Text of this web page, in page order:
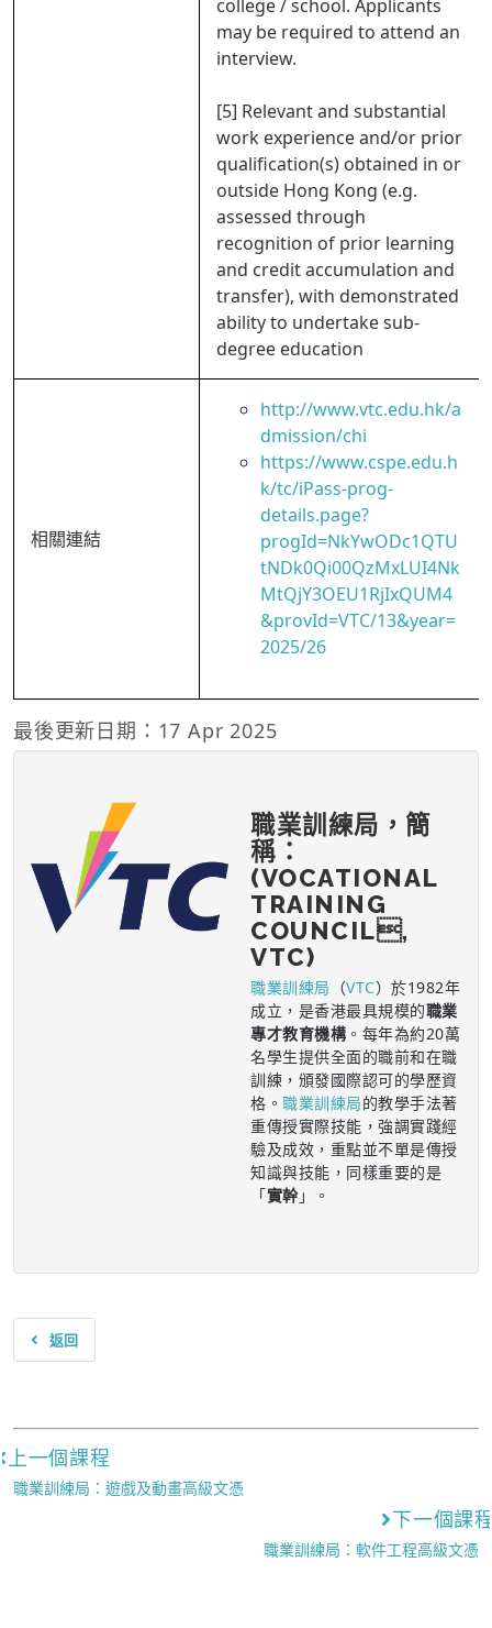
college / school. Applicants
may be required to attend an
interview.
[5] Relevant and substantial
work experience and/or prior
qualification(s) obtained in or
outside Hong Kong (e.g.
assessed through
recognition of prior learning
and credit accumulation and
transfer), with demonstrated
ability to undertake sub-
degree education
相關連結
http://www.vtc.edu.hk/a
dmission/chi
https://www.cspe.edu.h
k/tc/iPass-prog-
details.page?
progId=NkYwODc1QTU
tNDk0Qi00QzMxLUI4Nk
MtQjY3OEU1RjIxQUM4
&provId=VTC/13&year=
2025/26
最後更新日期：17 Apr 2025
職業訓練局，簡
稱：
(VOCATIONAL
TRAINING
COUNCIL,
VTC)
職業訓練局 （VTC）於1982年
成立，是香港最具規模的職業
專才教育機構。每年為約20萬
名學生提供全面的職前和在職
訓練，頒發國際認可的學歷資
格。 職業訓練局的教學手法著
重傳授實際技能，強調實踐經
驗及成效，重點並不單是傳授
知識與技能，同樣重要的是
「實幹」。
返回
上一個課程
職業訓練局：遊戲及動畫高級文憑
下一個課
職業訓練局：軟件工程高級文憑